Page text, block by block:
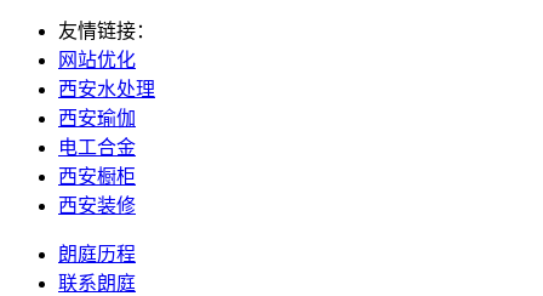
友情链接：
网站优化
西安水处理
西安瑜伽
电工合金
西安橱柜
西安装修
朗庭历程
联系朗庭